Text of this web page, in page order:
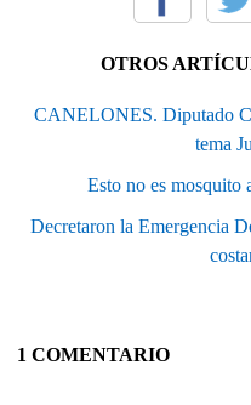
OTROS
CANELONES. Diputado
tema
Esto no es mosquito
Decretaron la Emergencia
1 COMENTARIO